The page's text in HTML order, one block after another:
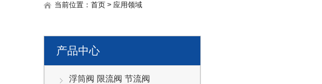
当前位置： 首页 > 应用领域
产品中心
浮筒阀 限流阀 节流阀